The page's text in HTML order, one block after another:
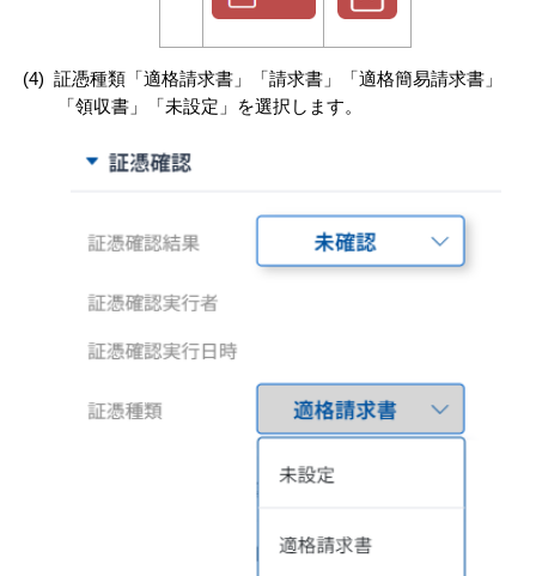
(4)証憑種類「適格請求書」「請求書」「適格簡易請求書」
「領収書」「未設定」を選択します。